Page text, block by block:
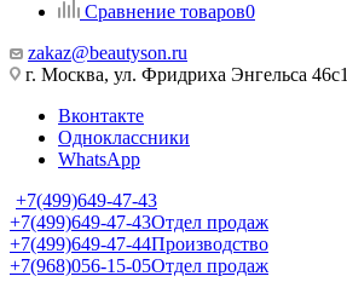
Сравнение товаров0
zakaz@beautyson.ru
г. Москва, ул. Фридриха Энгельса 46с1
Вконтакте
Одноклассники
WhatsApp
+7(499)649-47-43
+7(499)649-47-43Отдел продаж
+7(499)649-47-44Производство
+7(968)056-15-05Отдел продаж